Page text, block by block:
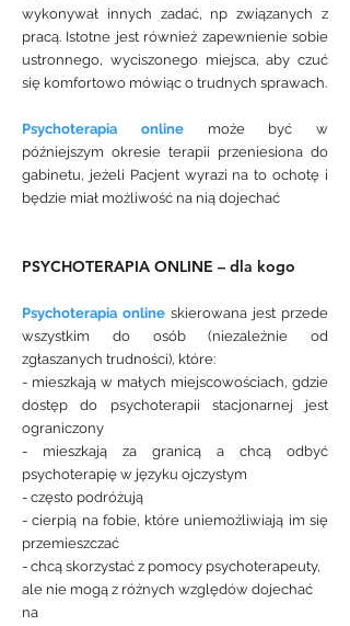
wykonywał innych zadać, np związanych z
pracą. Istotne jest również zapewnienie sobie
ustronnego, wyciszonego miejsca, aby czuć
się komfortowo mówiąc o trudnych sprawach.
Psychoterapia onlinemoże być w
późniejszym okresie terapii przeniesiona do
gabinetu, jeżeli Pacjent wyrazi na to ochotę i
będzie miał możliwość na nią dojechać
PSYCHOTERAPIA ONLINE – dla kogo
Psychoterapia online skierowana jest przede
wszystkim do osób (niezależnie od
zgłaszanych trudności), które:
- mieszkają w małych miejscowościach, gdzie
dostęp do psychoterapii stacjonarnej jest
ograniczony
- mieszkają za granicą a chcą odbyć
psychoterapię w języku ojczystym
- często podróżują
- cierpią na fobie, które uniemożliwiają im się
przemieszczać
- chcą skorzystać z pomocy psychoterapeuty,
ale nie mogą z różnych względów dojechać
na